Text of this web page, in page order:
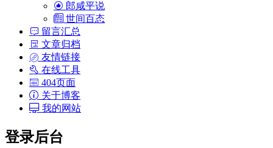
郎咸平说
世间百态
留言汇总
文章归档
友情链接
在线工具
404页面
关于博客
我的网站
登录后台